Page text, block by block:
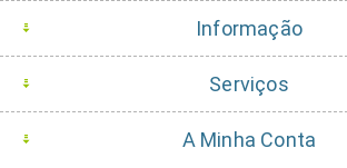
Informação
Serviços
A Minha Conta